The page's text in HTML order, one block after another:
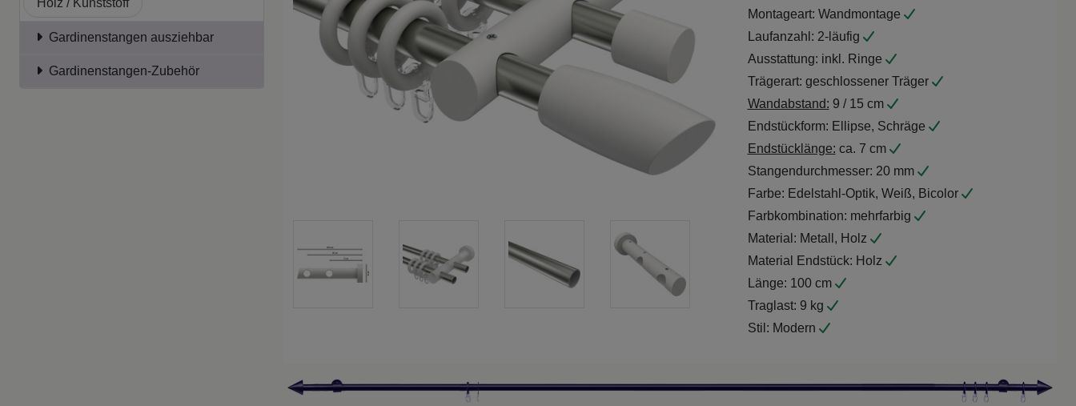
Holz / Kunststoff
Gardinenstangen ausziehbar
Gardinenstangen-Zubehör
Montageart: Wandmontage
Laufanzahl: 2-läufig
Ausstattung: inkl. Ringe
Trägerart: geschlossener Träger
Wandabstand: 9 / 15 cm
Endstückform: Ellipse, Schräge
Endstücklänge: ca. 7 cm
Stangendurchmesser: 20 mm
Farbe: Edelstahl-Optik, Weiß, Bicolor
Farbkombination: mehrfarbig
Material: Metall, Holz
Material Endstück: Holz
Länge: 100 cm
Traglast: 9 kg
Stil: Modern